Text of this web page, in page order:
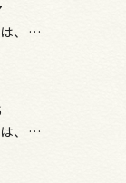
本日のランチは、黒毛和牛のチャプチェ！
本日のランチは、照焼きチキン！